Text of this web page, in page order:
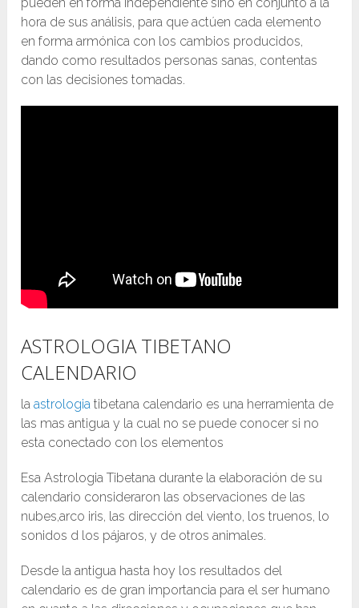
pueden en forma independiente sino en conjunto a la
hora de sus análisis, para que actúen cada elemento
en forma armónica con los cambios producidos,
dando como resultados personas sanas, contentas
con las decisiones tomadas.
ASTROLOGIA TIBETANO
CALENDARIO
laastrologiatibetana calendario es una herramienta de
las mas antigua y la cual no se puede conocer si no
esta conectado con los elementos
Esa Astrologia Tibetana durante la elaboración de su
calendario consideraron las observaciones de las
nubes,arco iris, las dirección del viento, los truenos, lo
sonidos d los pájaros, y de otros animales.
Desde la antigua hasta hoy los resultados del
calendario es de gran importancia para el ser humano